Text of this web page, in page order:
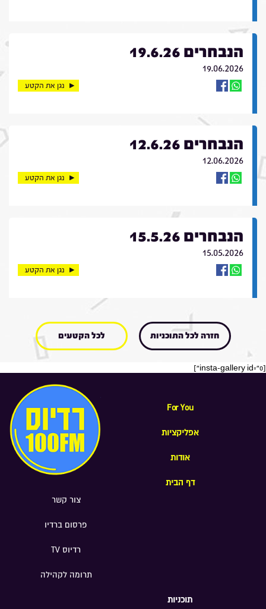
הנבחרים 19.6.26
19.06.2026
נגן את הקטע
הנבחרים 12.6.26
12.06.2026
נגן את הקטע
הנבחרים 15.5.26
15.05.2026
נגן את הקטע
חזרה לכל התוכניות לכל הקטעים
[insta-gallery id="0"]
For You
אפליקציות
אודות
דף הבית
צור קשר
פרסום ברדיו
רדיוס TV
תרומה לקהילה
תוכניות